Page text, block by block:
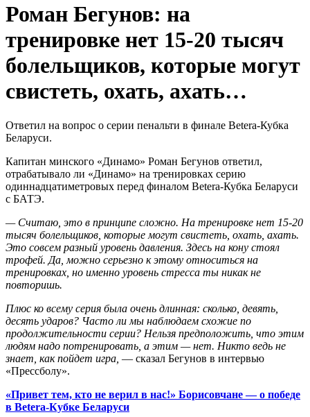
Роман Бегунов: на
тренировке нет 15-20 тысяч
болельщиков, которые могут
свистеть, охать, ахать…
Ответил на вопрос о серии пенальти в финале Betera-Кубка
Беларуси.
Капитан минского «Динамо» Роман Бегунов ответил,
отрабатывало ли «Динамо» на тренировках серию
одиннадцатиметровых перед финалом Betera-Кубка Беларуси
с БАТЭ.
— Считаю, это в принципе сложно. На тренировке нет 15-20
тысяч болельщиков, которые могут свистеть, охать, ахать.
Это совсем разный уровень давления. Здесь на кону стоял
трофей. Да, можно серьезно к этому относиться на
тренировках, но именно уровень стресса ты никак не
повторишь.
Плюс ко всему серия была очень длинная: сколько, девять,
десять ударов? Часто ли мы наблюдаем схожие по
продолжительности серии? Нельзя предположить, что этим
людям надо потренировать, а этим — нет. Никто ведь не
знает, как пойдет игра, — сказал Бегунов в интервью
«Прессболу».
«Привет тем, кто не верил в нас!» Борисовчане — о победе
в Betera-Кубке Беларуси